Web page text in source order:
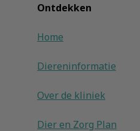
Ontdekken
Home
Diereninformatie
Over de kliniek
Dier en Zorg Plan